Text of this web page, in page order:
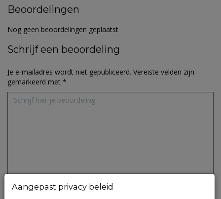
Beoordelingen
Nog geen beoordelingen geplaatst
Schrijf een beoordeling
Je e-mailadres wordt niet gepubliceerd. Vereiste velden zijn
gemarkeerd met *
Aangepast privacy beleid